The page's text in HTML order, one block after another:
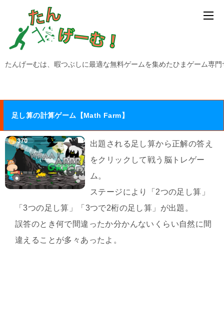
たんげーむは、暇つぶしに最適な無料ゲームを集めたひまゲーム専
足し算の計算ゲーム【Math Farm】
出題される足し算から正解の答え
をクリックして戦う脳トレゲー
ム。
ステージにより「2つの足し算」
「3つの足し算」「3つで2桁の足し算」が出題。
誤答のとき何で間違ったか分かんないくらい自然に間
違えることが多々あったよ。